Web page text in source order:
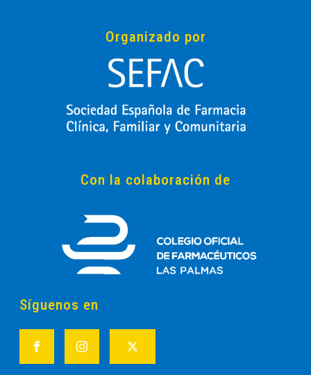
Organizado por
Con la colaboración de
Síguenos en